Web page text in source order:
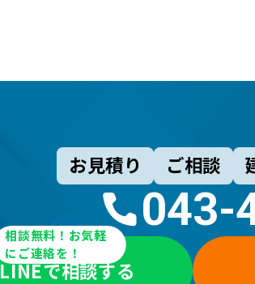
お見積り ご相談
043-
相談無料！お気軽
にご連絡を！
LINEで相談する